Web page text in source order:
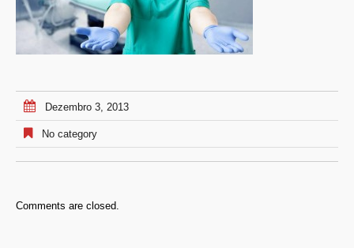
Dezembro 3, 2013
No category
Comments are closed.